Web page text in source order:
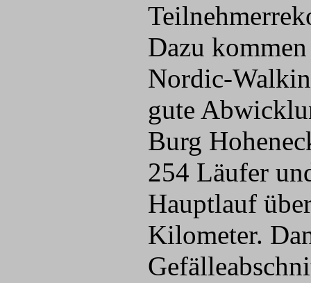
Dazu
Nordic-
gute
Burg
254 Läufer
Hauptlauf
Kilometer.